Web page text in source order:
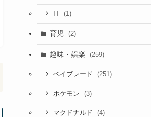
(1)
育児 (2)
趣味・娯楽 (259)
ベイブレード (251)
ポケモン (3)
マクドナルド (4)